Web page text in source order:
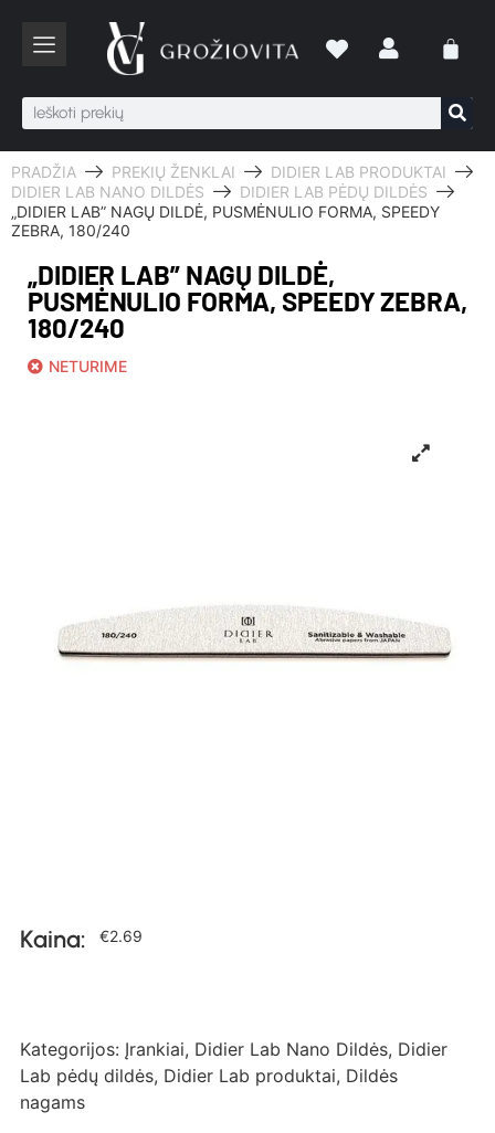
PRADŽIA PREKIŲ ŽENKLAI
DIDIER LAB PRODUKTAI
DIDIER LAB NANO DILDĖS
DIDIER LAB PĖDŲ DILDĖS
„DIDIER LAB” NAGŲ DILDĖ, PUSMĖNULIO FORMA, SPEEDY
ZEBRA, 180/240
„DIDIER LAB” NAGŲ DILDĖ,
PUSMĖNULIO FORMA, SPEEDY ZEBRA,
180/240
NETURIME
Kaina: €2.69
Kategorijos: Įrankiai, Didier Lab Nano Dildės, Didier
Lab pėdų dildės, Didier Lab produktai, Dildės
nagams